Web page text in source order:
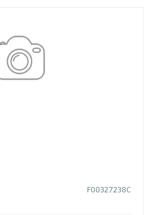
F00327238C